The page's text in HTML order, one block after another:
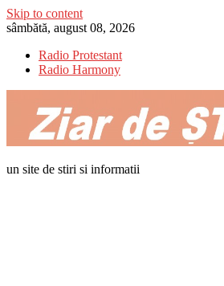
Skip to content
sâmbătă, august 08, 2026
Radio Protestant
Radio Harmony
un site de stiri si informatii